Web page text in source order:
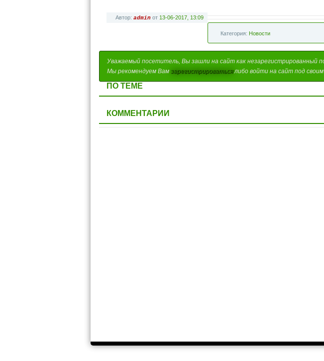
Автор: admin от 13-06-2017, 13:09
Категория: Новости
Уважаемый посетитель, Вы зашли на сайт как незарегистрированный
Мы рекомендуем Вам зарегистрироватьсялибо войти на сайт под
ПО ТЕМЕ
КОММЕНТАРИИ